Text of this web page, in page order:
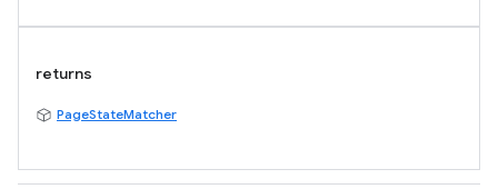
returns
PageStateMatcher